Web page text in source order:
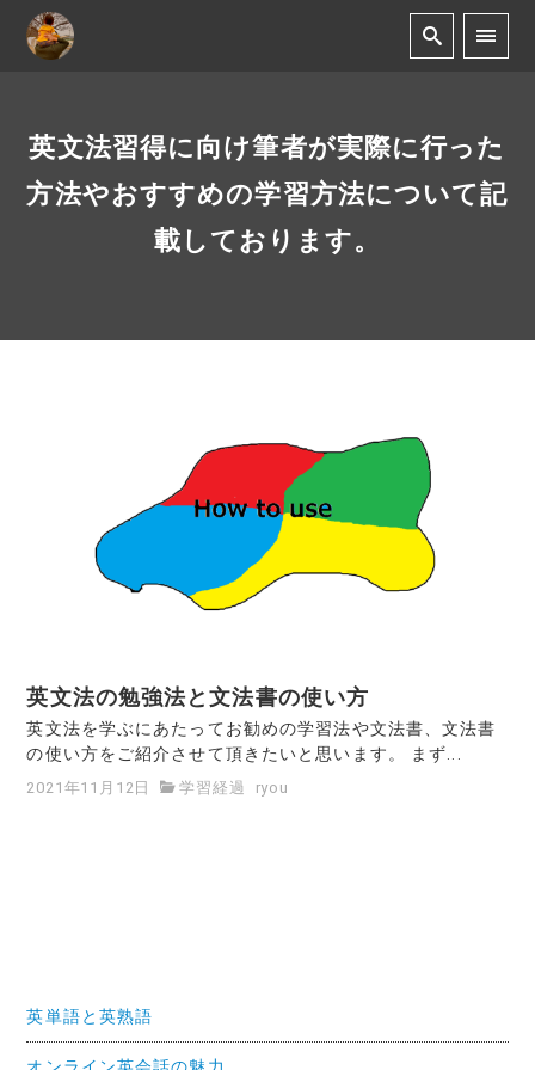
英文法習得に向け筆者が実際に行った
方法やおすすめの学習方法について記
載しております。
英文法の勉強法と文法書の使い方
英文法を学ぶにあたってお勧めの学習法や文法書、文法書
の使い方をご紹介させて頂きたいと思います。 まず...
2021年11月12日 学習経過 ryou
英単語と英熟語